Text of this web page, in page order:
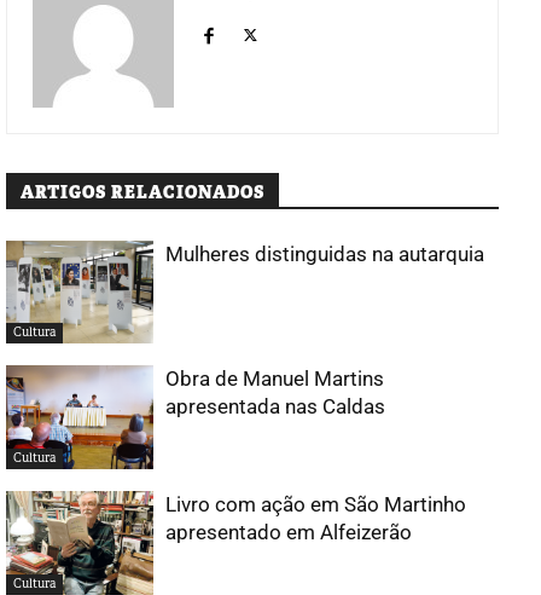
ARTIGOS RELACIONADOS
Cultura
Mulheres distinguidas na autarquia
Cultura
Obra de Manuel Martins
apresentada nas Caldas
Cultura
Livro com ação em São Martinho
apresentado em Alfeizerão